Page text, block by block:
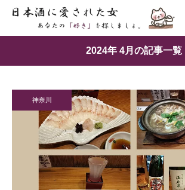
2024年 4月の記事一覧
神奈川